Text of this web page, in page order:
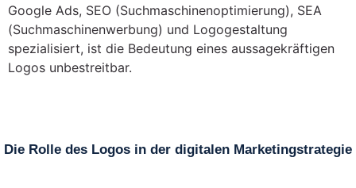
Google Ads, SEO (Suchmaschinenoptimierung), SEA
(Suchmaschinenwerbung) und Logogestaltung
spezialisiert, ist die Bedeutung eines aussagekräftigen
Logos unbestreitbar.
Die Rolle des Logos in der digitalen Marketingstrategie